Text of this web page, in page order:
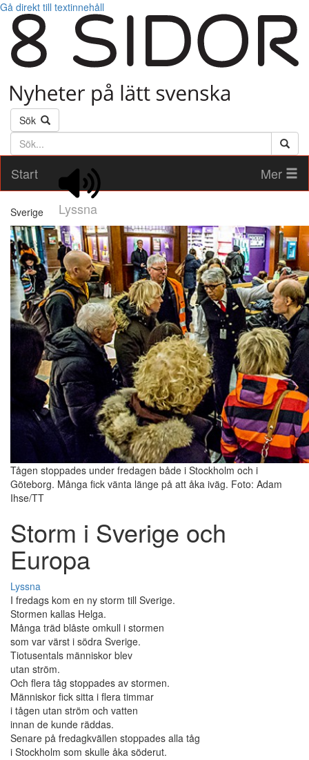
Gå direkt till textinnehåll
Sök
Söktext
Start
Lyssna
Mer
Sverige
Tågen stoppades under fredagen både i Stockholm och i
Göteborg. Många fick vänta länge på att åka iväg. Foto: Adam
Ihse/TT
Storm i Sverige och
Europa
Lyssna
I fredags kom en ny storm till Sverige.
Stormen kallas Helga.
Många träd blåste omkull i stormen
som var värst i södra Sverige.
Tiotusentals människor blev
utan ström.
Och flera tåg stoppades av stormen.
Människor fick sitta i flera timmar
i tågen utan ström och vatten
innan de kunde räddas.
Senare på fredagkvällen stoppades alla tåg
i Stockholm som skulle åka söderut.